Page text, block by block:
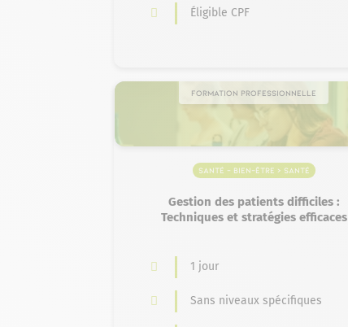
Éligible CPF
Formation professionnelle
Santé – Bien-être > Santé
Gestion des patients difficiles :
Techniques et stratégies efficaces
1 jour
Sans niveaux spécifiques